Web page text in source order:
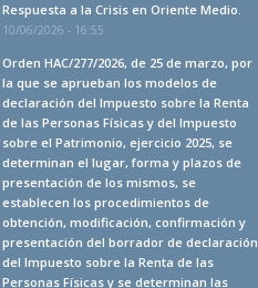
Respuesta a la Crisis en Oriente Medio.
10/06/2026 - 16:55
Orden HAC/277/2026, de 25 de marzo, por
la que se aprueban los modelos de
declaración del Impuesto sobre la Renta
de las Personas Físicas y del Impuesto
sobre el Patrimonio, ejercicio 2025, se
determinan el lugar, forma y plazos de
presentación de los mismos, se
establecen los procedimientos de
obtención, modificación, confirmación y
presentación del borrador de declaración
del Impuesto sobre la Renta de las
Personas Físicas y se determinan las